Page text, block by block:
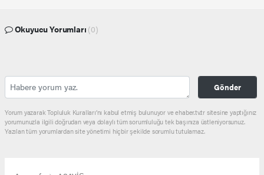
Okuyucu Yorumları (0)
Gönder
Yorum yazarak Topluluk Kuralları’nı kabul etmiş bulunuyor ve ehaber.tv.tr sitesine yaptığınız
yorumunuzla ilgili doğrudan veya dolaylı tüm sorumluluğu tek başınıza üstleniyorsunuz.
Yazılan tüm yorumlardan site yönetimi hiçbir şekilde sorumlu tutulamaz.